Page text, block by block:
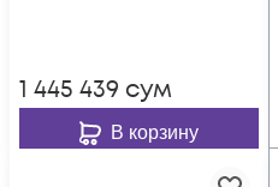
температуры
1 445 439 сум
В корзину